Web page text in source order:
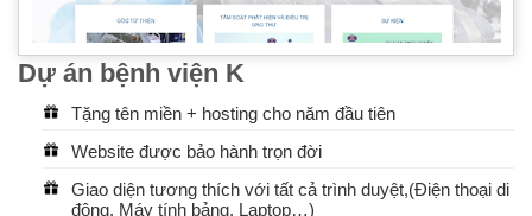
Dự án bệnh viện K
Tặng tên miền + hosting cho năm đầu tiên
Website được bảo hành trọn đời
Giao diện tương thích với tất cả trình duyệt,(Điện thoại di
động, Máy tính bảng, Laptop…)